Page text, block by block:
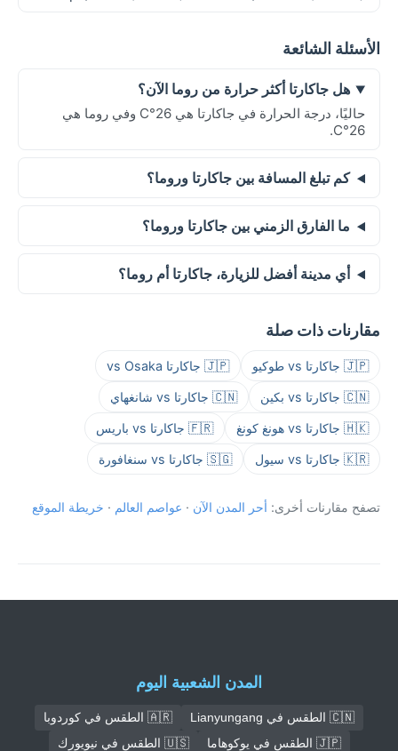
الأسئلة الشائعة
هل جاكارتا أكثر حرارة من روما الآن؟
حاليًا، درجة الحرارة في جاكارتا هي 26°C وفي روما هي
26°C.
كم تبلغ المسافة بين جاكارتا وروما؟
ما الفارق الزمني بين جاكارتا وروما؟
أي مدينة أفضل للزيارة، جاكارتا أم روما؟
مقارنات ذات صلة
🇯🇵 جاكارتا vs طوكيو 🇯🇵 جاكارتا vs Osaka
🇨🇳 جاكارتا vs بكين 🇨🇳 جاكارتا vs شانغهاي
🇭🇰 جاكارتا vs هونغ كونغ 🇫🇷 جاكارتا vs باريس
🇰🇷 جاكارتا vs سيول 🇸🇬 جاكارتا vs سنغافورة
تصفح مقارنات أخرى: أحر المدن الآن · عواصم العالم · خريطة الموقع
المدن الشعبية اليوم
🇨🇳 الطقس في Lianyungang
🇦🇷 الطقس في كوردوبا
🇯🇵 الطقس في يوكوهاما
🇺🇸 الطقس في نيويورك